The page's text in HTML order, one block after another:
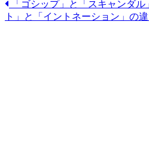
Email「ゴシップ」と「スキャンダル
ト」と「イントネーション」の